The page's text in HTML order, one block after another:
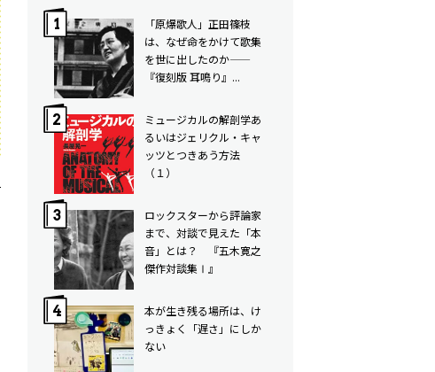
「原爆歌人」正田篠枝
は、なぜ命をかけて歌集
を世に出したのか——
『復刻版 耳鳴り』...
ミュージカルの解剖学――あ
るいはジェリクル・キャ
ッツとつきあう方法
（１）
ロックスターから評論家
まで、対談で見えた「本
音」とは？ 『五木寛之
傑作対談集Ⅰ』
本が生き残る場所は、け
っきょく「遅さ」にしか
ない